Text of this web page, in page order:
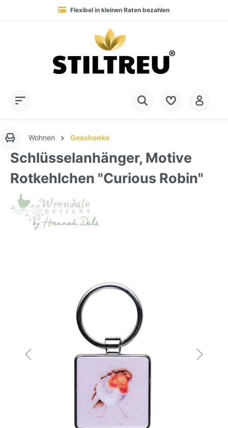
Flexibel in kleinen Raten bezahlen
Blitzversand in 1-2 Werktagen nach DE, AT & NL
+49 (0) 28 32 - 408 990 0
Dauerhaft hohe Warenverfügbarkeit
SSL-verschlüsselt online einkaufen
Wohnen Geschenke
Schlüsselanhänger, Motive
Rotkehlchen "Curious Robin"